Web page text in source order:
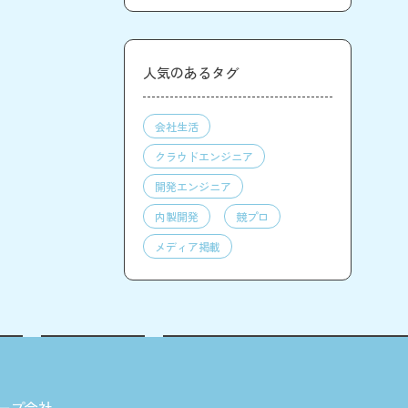
人気のあるタグ
会社生活
クラウドエンジニア
開発エンジニア
内製開発
競プロ
メディア掲載